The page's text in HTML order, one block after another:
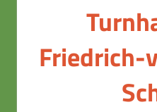
Friedrich-